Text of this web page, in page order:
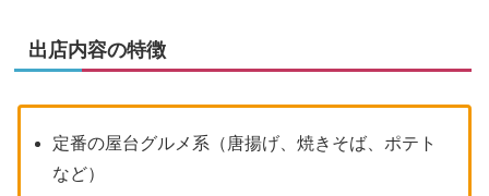
出店内容の特徴
定番の屋台グルメ系（唐揚げ、焼きそば、ポテト
など）